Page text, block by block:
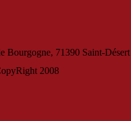
Bourgogne, 71390 Saint-
2008